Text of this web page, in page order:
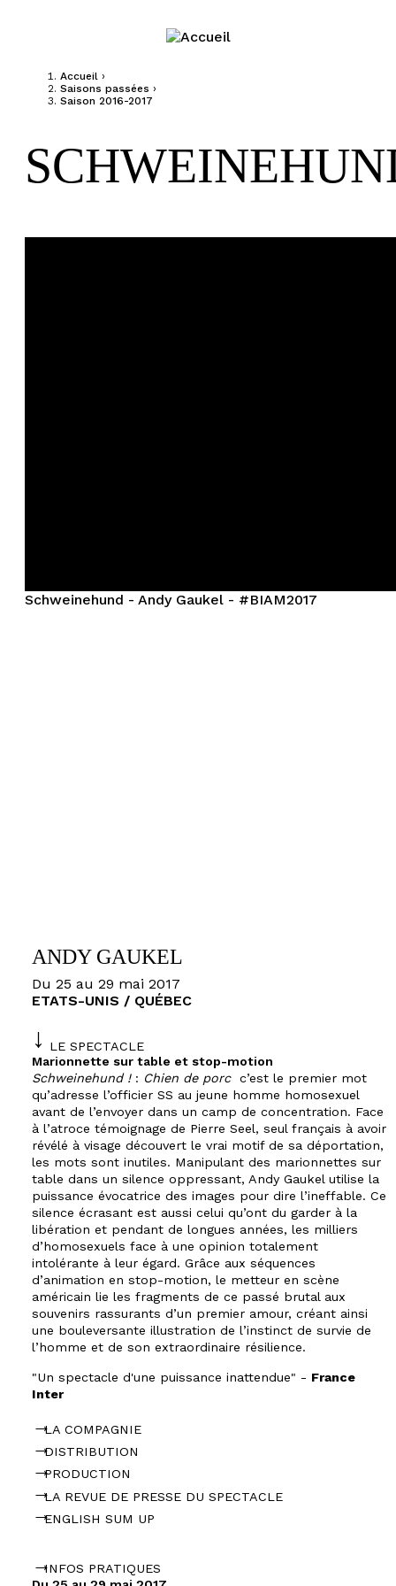
Vous êtes ici
Accueil ›
Saisons passées ›
Saison 2016-2017
Schweinehund - Andy Gaukel - #BIAM2017
ANDY GAUKEL
Du 25 au 29 mai 2017
ETATS-UNIS / QUÉBEC
LE SPECTACLE
Marionnette sur table et stop-motion
Schweinehund !: Chien de porc c’est le premier mot
qu’adresse l’officier SS au jeune homme homosexuel
avant de l’envoyer dans un camp de concentration. Face
à l’atroce témoignage de Pierre Seel, seul français à avoir
révélé à visage découvert le vrai motif de sa déportation,
les mots sont inutiles. Manipulant des marionnettes sur
table dans un silence oppressant, Andy Gaukel utilise la
puissance évocatrice des images pour dire l’ineffable. Ce
silence écrasant est aussi celui qu’ont du garder à la
libération et pendant de longues années, les milliers
d’homosexuels face à une opinion totalement
intolérante à leur égard. Grâce aux séquences
d’animation en stop-motion, le metteur en scène
américain lie les fragments de ce passé brutal aux
souvenirs rassurants d’un premier amour, créant ainsi
une bouleversante illustration de l’instinct de survie de
l’homme et de son extraordinaire résilience.
"Un spectacle d'une puissance inattendue" - France
Inter
LA COMPAGNIE
DISTRIBUTION
PRODUCTION
LA REVUE DE PRESSE DU SPECTACLE
ENGLISH SUM UP
INFOS PRATIQUES